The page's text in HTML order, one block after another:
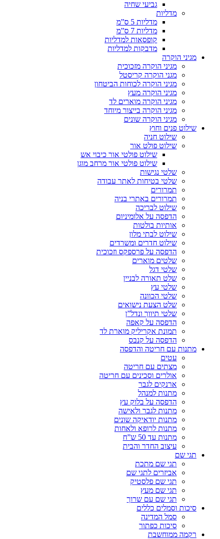
גביעי שחיה
מדליות
מדליות 5 ס”מ
מדליות 7 ס”מ
קופסאות למדליות
מדבקות למדליות
מגיני הוקרה
מגיני הוקרה מזכוכית
מגני הוקרה קריסטל
מגיני הוקרה לכוחות הביטחון
מגיני הוקרה מעץ
מגיני הוקרה מוארים לד
מגיני הוקרה בייצור מיוחד
מגיני הוקרה שונים
שילוט פנים וחוץ
שילוט חניה
שילוט פולט אור
שילוט פולטי אור כיבוי אש
שילוט פולטי אור מרחב מוגן
שלטי נגישות
שלטי בטיחות לאתר עבודה
תמרורים
תמרורים באתרי בניה
שילוט לבריכה
הדפסה על אלומיניום
אותיות בולטות
שילוט לבתי מלון
שילוט חדרים ומשרדים
הדפסה על פרספקס וזכוכית
שלטים מוארים
שלטי דגל
שלט תאורה לבניין
שלטי עץ
שלטי הכוונה
שלט הצעת נישואים
שלטי תיווך ונדל”ן
הדפסה על קאפה
תמונת אקריליק מוארת לד
הדפסה על קנבס
מתנות עם חריטה והדפסה
עטים
מצתים עם חריטה
אולרים וסכינים עם חריטה
ארנקים לגבר
מתנות למנהל
הדפסה על בלוק עץ
מתנות לגבר ולאישה
מתנות יודאיקה שונים
מתנות לרופא ולאחות
מתנות עד 50 ש”ח
עיצוב החדר והבית
תגי שם
תגי שם מתכת
אביזרים לתגי שם
תגי שם פלסטיק
תגי שם מעץ
תגי שם עם שרוך
סיכות וסמלים כללים
סמל המדינה
סיכות כפתור
רקמה ממוחשבת